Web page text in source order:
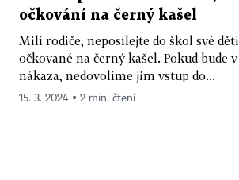
očkování na černý kašel
Milí rodiče, neposílejte do škol své
očkované na černý kašel. Pokud bude
nákaza, nedovolíme jim vstup do...
15. 3. 2024 ▪ 2 min. čtení